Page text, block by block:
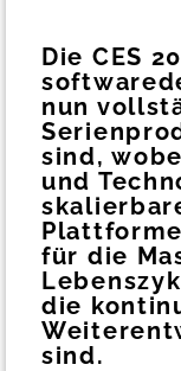
Die CES
nun
sind,
und
für die
die
sind.